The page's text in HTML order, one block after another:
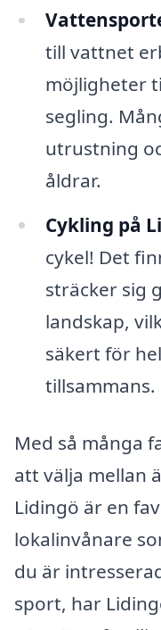
till vattnet
möjligheter
segling.
utrustning
åldrar.
Cykling på
cykel! Det
sträcker sig
landskap,
säkert för
tillsammans.
Med så många
att välja mellan
Lidingö är en
lokalinvånare
du är
sport, har